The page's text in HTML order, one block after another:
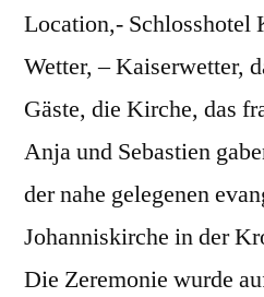
Location,- Schlosshotel
Wetter, – Kaiserwetter,
Gäste, die Kirche, das
Anja und Sebastien
der nahe gelegenen
Johanniskirche in der
Die Zeremonie wurde